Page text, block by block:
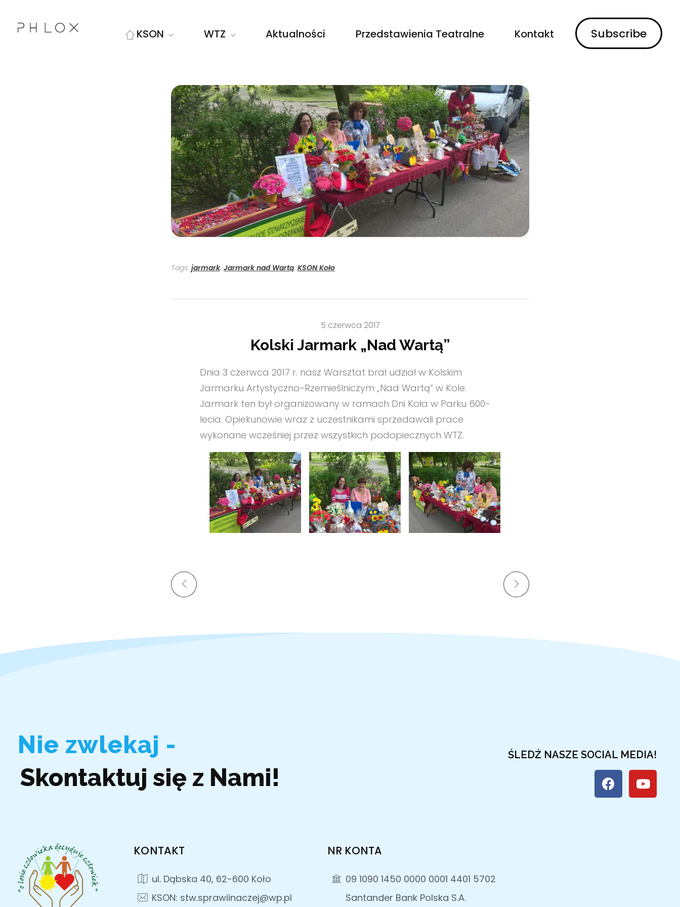
Subscribe
KSON WTZ Aktualności Przedstawienia Teatralne Kontakt
Kolski Jarmark „Nad Wartą”
5 czerwca 2017
Dnia 3 czerwca 2017 r. nasz Warsztat brał udział w Kolskim
Jarmarku Artystyczno-Rzemieślniczym „Nad Wartą” w Kole.
Jarmark ten był organizowany w ramach Dni Koła w Parku 600-
lecia. Opiekunowie wraz z uczestnikami sprzedawali prace
wykonane wcześniej przez wszystkich podopiecznych WTZ.
Tags: jarmark, Jarmark nad Wartą, KSON Koło
Nie zwlekaj -
Skontaktuj się z Nami!
ŚLEDŹ NASZE SOCIAL MEDIA!
KONTAKT
ul. Dąbska 40, 62-600 Koło
KSON: stw.sprawiinaczej@wp.pl
NR KONTA
09 1090 1450 0000 0001 4401 5702
Santander Bank Polska S.A.